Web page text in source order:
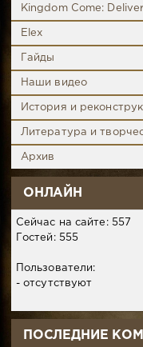
Kingdom Come:
Elex
Гайды
Наши видео
История и
Литература и
Архив
ОНЛАЙН
Сейчас на сайте: 557
Гостей: 555
Пользователи:
- отсутствуют
ПОСЛЕДНИЕ